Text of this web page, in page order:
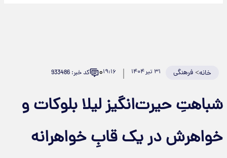
خانه>فرهنگی ۳۱ تیر ۱۴۰۴ ۱۹:۱۶۰ کد خبر: 933486
شباهتِ حیرت‌انگیز لیلا بلوکات و
خواهرش در یک قابِ خواهرانه